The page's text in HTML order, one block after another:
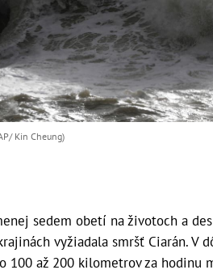
Kin Cheung)
sedem obetí na životoch a
vyžiadala smršť Ciarán. V
100 až 200 kilometrov za hodinu